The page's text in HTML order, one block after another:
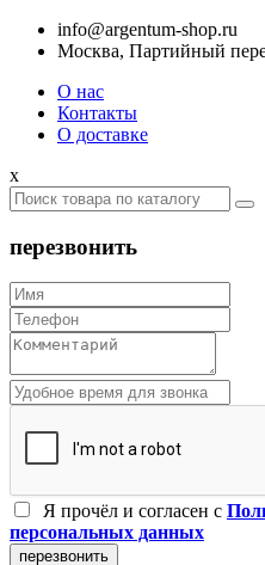
info@argentum-shop.ru
Москва, Партийный
О нас
Контакты
О доставке
x
перезвонить
Я прочёл и согласен c
персональных данных